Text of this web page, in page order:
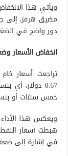
ويأتي هذا
مضيق هرمز، إلى
دور واضح في
انخفاض الأسعار
تراجعت أسعار
خمس سنتات أو بنسبة
ويعكس هذا
هبطت أسعار
في إشارة إلى